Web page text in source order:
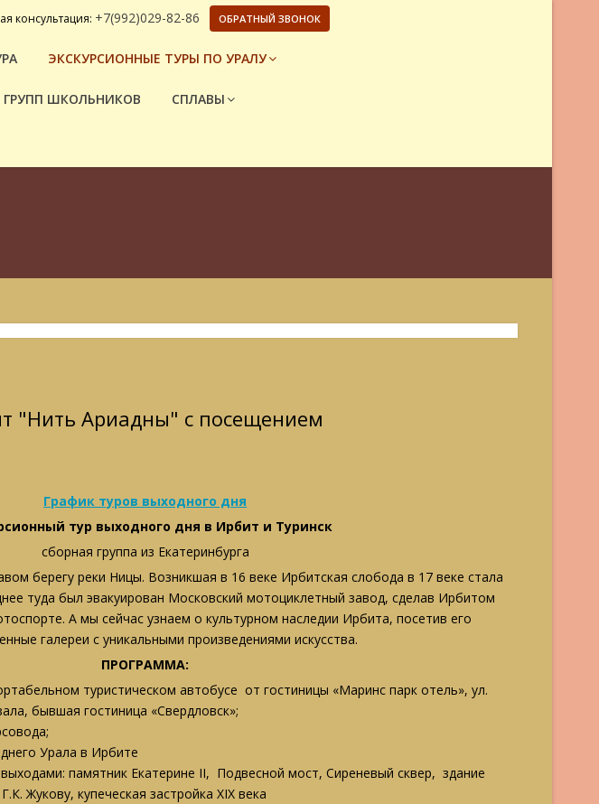
консультация: +7(992)029-82-86 ОБРАТНЫЙ ЗВОНОК
ЭКСКУРСИОННЫЕ ТУРЫ ПО УРАЛУ
ГРУПП ШКОЛЬНИКОВ СПЛАВЫ
"Нить Ариадны" с посещением
График туров выходного дня
тур выходного дня в Ирбит и Туринск
сборная группа из Екатеринбурга
берегу реки Ницы. Возникшая в 16 веке Ирбитская слобода в 17 веке стала
туда был эвакуирован Московский мотоциклетный завод, сделав Ирбитом
А мы сейчас узнаем о культурном наследии Ирбита, посетив его
галереи с уникальными произведениями искусства.
ПРОГРАММА:
туристическом автобусе от гостиницы «Маринс парк отель», ул.
бывшая гостиница «Свердловск»;
Урала в Ирбите
памятник Екатерине II, Подвесной мост, Сиреневый сквер, здание
Жукову, купеческая застройка XIX века